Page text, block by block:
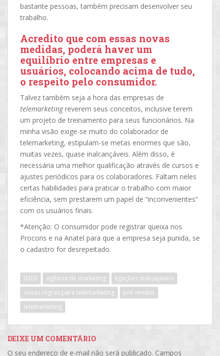
bastante pessoas, também precisam desenvolver seu
trabalho.
Acredito que com essas novas
medidas, poderá haver um
equilíbrio entre empresas e
usuários, colocando acima de tudo,
o respeito pelo consumidor.
Talvez também seja a hora das empresas de
telemarketingreverem seus conceitos, inclusive terem
um projeto de treinamento para seus funcionários. Na
minha visão exige-se muito do colaborador de
telemarketing, estipulam-se metas enormes que são,
muitas vezes, quase inalcançáveis. Além disso, é
necessária uma melhor qualificação através de cursos e
ajustes periódicos para os colaboradores. Faltam neles
certas habilidades para praticar o trabalho com maior
eficiência, sem prestarem um papel de “inconvenientes”
com os usuários finais.
*Atenção: O consumidor pode registrar queixa nos
Procons e na Anatel para que a empresa seja punida, se
o cadastro for desrepeitado.
0303 agência de marketing
ligações indesejáveis
novas regras para telemarketing
pré vendas
telemarketing
DEIXE UM COMENTÁRIO
O seu endereço de e-mail não será publicado. Campos